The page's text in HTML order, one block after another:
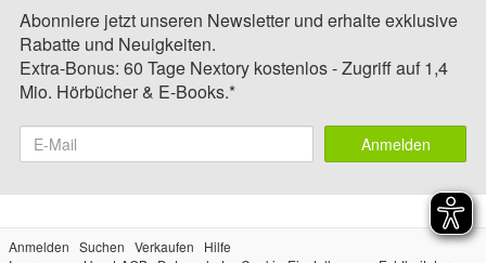
Abonniere jetzt unseren Newsletter und erhalte exklusive
Rabatte und Neuigkeiten.
Extra-Bonus: 60 Tage Nextory kostenlos - Zugriff auf 1,4
Mio. Hörbücher & E-Books.*
Anmelden
Anmelden Suchen Verkaufen
Hilfe